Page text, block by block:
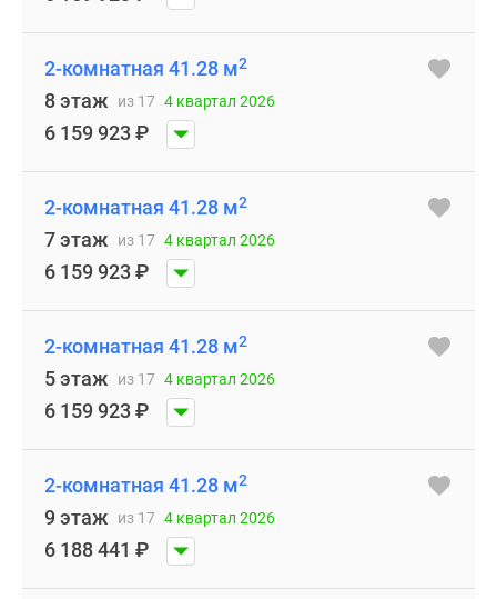
2-комнатная 41.28 м2
8 этаж из 17 4 квартал 2026
6 159 923₽
2-комнатная 41.28 м2
7 этаж из 17 4 квартал 2026
6 159 923₽
2-комнатная 41.28 м2
5 этаж из 17 4 квартал 2026
6 159 923₽
2-комнатная 41.28 м2
9 этаж из 17 4 квартал 2026
6 188 441 ₽